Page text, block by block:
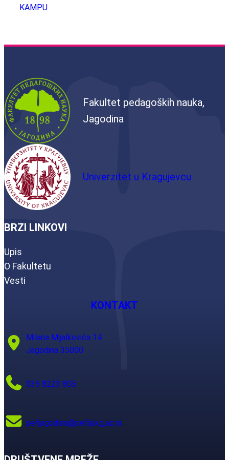
KAMPU
Fakultet pedagoških nauka,
Jagodina
Univerzitet u Kragujevcu
BRZI LINKOVI
Upis
O Fakultetu
Vesti
KONTAKT
Milana Mijalkovića 14
Jagodina 35000
035 8223 805
pefjagodina@pefja.kg.ac.rs